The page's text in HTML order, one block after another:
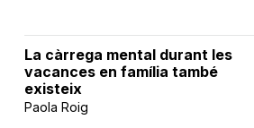
La càrrega mental durant les
vacances en família també
existeix
Paola Roig